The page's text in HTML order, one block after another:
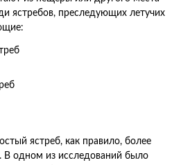
ястребов, преследующих летучих
ястреб, как правило, более
В одном из исследований было